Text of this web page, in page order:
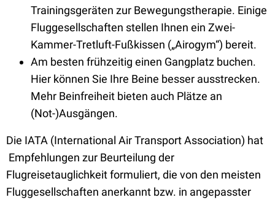
Trainingsgeräten zur Bewegungstherapie. Einige
Fluggesellschaften stellen Ihnen ein Zwei-
Kammer-Tretluft-Fußkissen („Airogym“) bereit.
Am besten frühzeitig einen Gangplatz buchen.
Hier können Sie Ihre Beine besser ausstrecken.
Mehr Beinfreiheit bieten auch Plätze an
(Not-)Ausgängen.
Die IATA (International Air Transport Association) hat
Empfehlungen zur Beurteilung der
Flugreisetauglichkeit formuliert, die von den meisten
Fluggesellschaften anerkannt bzw. in angepasster